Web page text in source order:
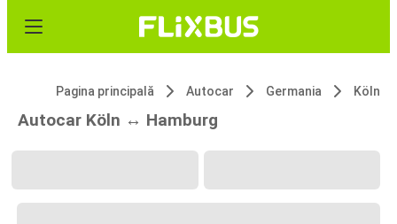
Pagina principală Autocar Germania Köln
Autocar Köln ↔ Hamburg